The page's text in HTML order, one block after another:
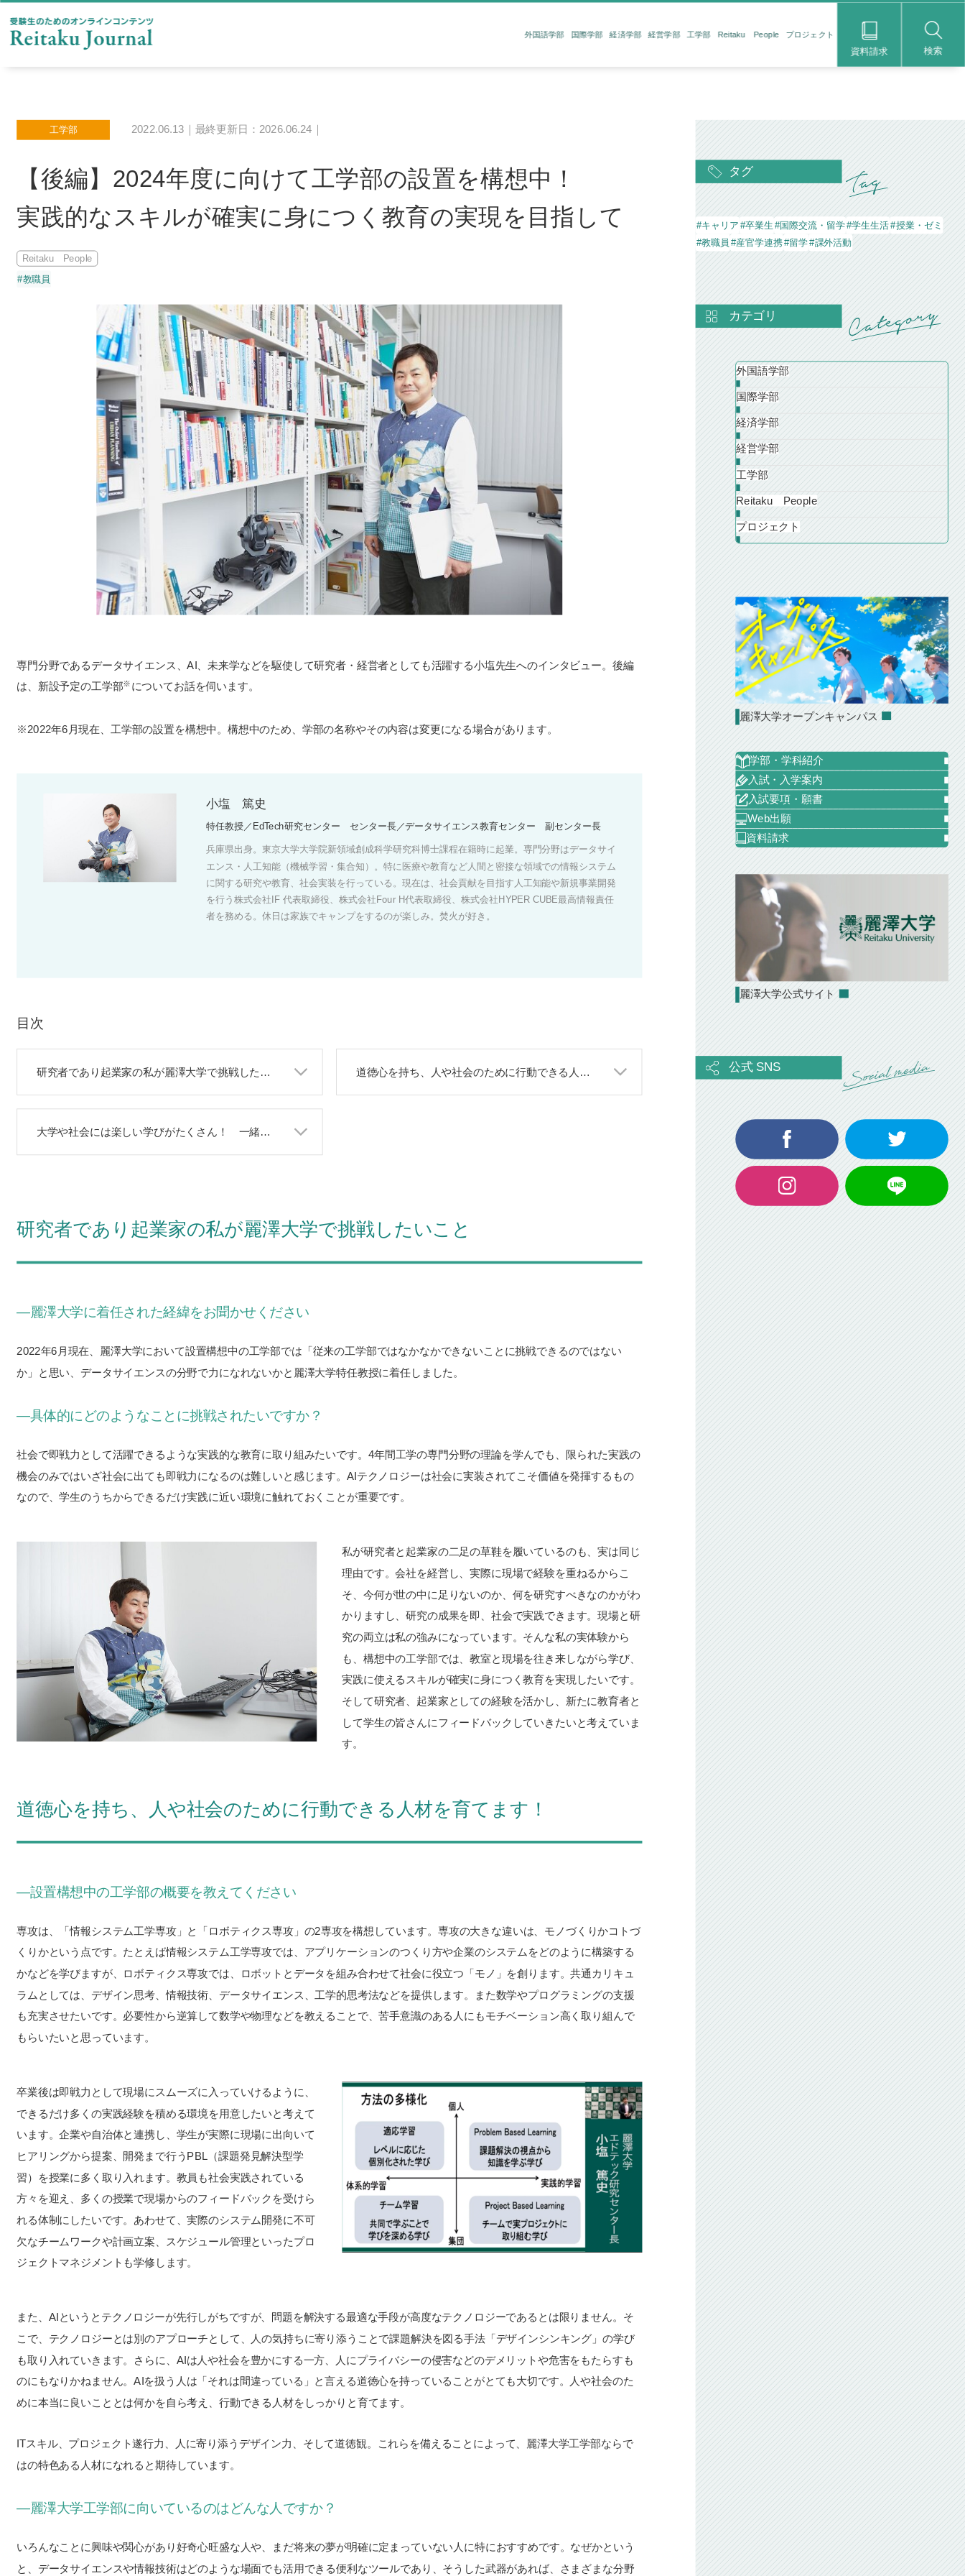
外国語学部 国際学部 経済学部 経営学部 工学部 Reitaku People プロジェクト
資料請求 検索
工学部 2022.06.13｜最終更新日：2026.06.24｜
【後編】2024年度に向けて工学部の設置を構想中！
実践的なスキルが確実に身につく教育の実現を目指して
Reitaku People
#教職員
専門分野であるデータサイエンス、AI、未来学などを駆使して研究者・経営者としても活躍する小塩先生へのインタビュー。後編
は、新設予定の工学部※ についてお話を伺います。
※2022年6月現在、工学部の設置を構想中。構想中のため、学部の名称やその内容は変更になる場合があります。
小塩 篤史
特任教授／EdTech研究センター センター長／データサイエンス教育センター 副センター長
兵庫県出身。東京大学大学院新領域創成科学研究科博士課程在籍時に起業。専門分野はデータサイ
エンス・人工知能（機械学習・集合知）。特に医療や教育など人間と密接な領域での情報システム
に関する研究や教育、社会実装を行っている。現在は、社会貢献を目指す人工知能や新規事業開発
を行う株式会社IF 代表取締役、株式会社Four H代表取締役、株式会社HYPER CUBE最高情報責任
者を務める。休日は家族でキャンプをするのが楽しみ。焚火が好き。
目次
研究者であり起業家の私が麗澤大学で挑戦したいこと 道徳心を持ち、人や社会のために行動できる人材を育てます！
大学や社会には楽しい学びがたくさん！ 一緒に成長しましょう！
研究者であり起業家の私が麗澤大学で挑戦したいこと
―麗澤大学に着任された経緯をお聞かせください
2022年6月現在、麗澤大学において設置構想中の工学部では「従来の工学部ではなかなかできないことに挑戦できるのではない
か」と思い、データサイエンスの分野で力になれないかと麗澤大学特任教授に着任しました。
―具体的にどのようなことに挑戦されたいですか？
社会で即戦力として活躍できるような実践的な教育に取り組みたいです。4年間工学の専門分野の理論を学んでも、限られた実践の
機会のみではいざ社会に出ても即戦力になるのは難しいと感じます。AIテクノロジーは社会に実装されてこそ価値を発揮するもの
なので、学生のうちからできるだけ実践に近い環境に触れておくことが重要です。
私が研究者と起業家の二足の草鞋を履いているのも、実は同じ
理由です。会社を経営し、実際に現場で経験を重ねるからこ
そ、今何が世の中に足りないのか、何を研究すべきなのかがわ
かりますし、研究の成果を即、社会で実践できます。現場と研
究の両立は私の強みになっています。そんな私の実体験から
も、構想中の工学部では、教室と現場を往き来しながら学び、
実践に使えるスキルが確実に身につく教育を実現したいです。
そして研究者、起業家としての経験を活かし、新たに教育者と
して学生の皆さんにフィードバックしていきたいと考えていま
す。
道徳心を持ち、人や社会のために行動できる人材を育てます！
―設置構想中の工学部の概要を教えてください
専攻は、「情報システム工学専攻」と「 ロボティクス専攻」の2専攻を構想しています。専攻の大きな違いは、モノづくりかコトづ
くりかという点です。たとえば情報システム工学専攻では、アプリケーションのつくり方や企業のシステムをどのように構築する
かなどを学びますが、ロボティクス専攻では、ロボットとデータを組み合わせて社会に役立つ「モノ」を創ります。共通カリキュ
ラムとしては、デザイン思考、情報技術、データサイエンス、工学的思考法などを提供します。また数学やプログラミングの支援
も充実させたいです。必要性から逆算して数学や物理などを教えることで、苦手意識のある人にもモチベーション高く取り組んで
もらいたいと思っています。
卒業後は即戦力として現場にスムーズに入っていけるように、
できるだけ多くの実践経験を積める環境を用意したいと考えて
います。企業や自治体と連携し、学生が実際に現場に出向いて
ヒアリングから提案、開発まで行うPBL（課題発見解決型学
習）を授業に多く取り入れます。教員も社会実践されている
方々を迎え、多くの授業で現場からのフィードバックを受けら
れる体制にしたいです。あわせて、実際のシステム開発に不可
欠なチームワークや計画立案、スケジュール管理といったプロ
ジェクトマネジメントも学修します。
また、AIというとテクノロジーが先行しがちですが、問題を解決する最適な手段が高度なテクノロジーであるとは限りません。そ
こで、テクノロジーとは別のアプローチとして、人の気持ちに寄り添うことで課題解決を図る手法「デザインシンキング」の学び
も取り入れていきます。さらに、AIは人や社会を豊かにする一方、人にプライバシーの侵害などのデメリットや危害をもたらすも
のにもなりかねません。AIを扱う人は「それは間違っている」と言える道徳心を持っていることがとても大切です。人や社会のた
めに本当に良いこととは何かを自ら考え、行動できる人材をしっかりと育てます。
ITスキル、プロジェクト遂行力、人に寄り添うデザイン力、そして道徳観。これらを備えることによって、麗澤大学工学部ならで
はの特色ある人材になれると期待しています。
―麗澤大学工学部に向いているのはどんな人ですか？
いろんなことに興味や関心があり好奇心旺盛な人や、まだ将来の夢が明確に定まっていない人に特におすすめです。なぜかという
と、データサイエンスや情報技術はどのような場面でも活用できる便利なツールであり、そうした武器があれば、さまざまな分野
タグ
#キャリア #卒業生 #国際交流・留学#学生生活#授業・ゼミ
#教職員 #産官学連携#留学#課外活動
カテゴリ
外国語学部
国際学部
経済学部
経営学部
工学部
Reitaku People
プロジェクト
麗澤大学オープンキャンパス
学部・学科紹介
入試・入学案内
入試要項・願書
Web出願
資料請求
麗澤大学公式サイト
公式 SNS